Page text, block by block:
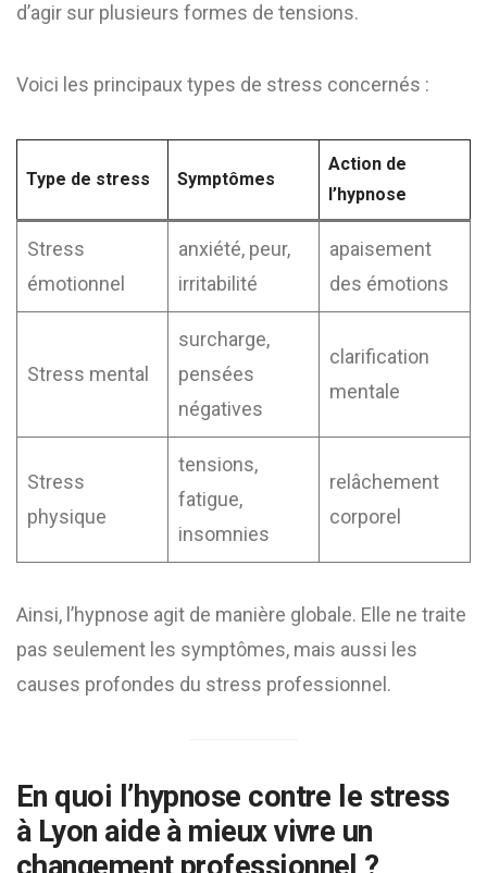
d’agir sur plusieurs formes de tensions.
Voici les principaux types de stress concernés :
Type de stress Symptômes
Action de
l’hypnose
Stress
émotionnel
anxiété, peur,
irritabilité
apaisement
des émotions
Stress mental
surcharge,
pensées
négatives
clarification
mentale
Stress
physique
tensions,
fatigue,
insomnies
relâchement
corporel
Ainsi, l’hypnose agit de manière globale. Elle ne traite
pas seulement les symptômes, mais aussi les
causes profondes du stress professionnel.
En quoi l’hypnose contre le stress
à Lyon aide à mieux vivre un